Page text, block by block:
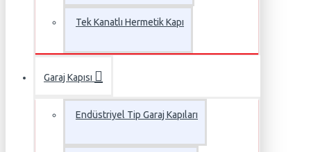
Tek Kanatlı Hermetik Kapı
Garaj Kapısı
Endüstriyel Tip Garaj Kapıları